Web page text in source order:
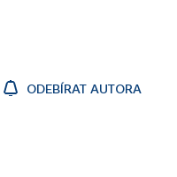
ODEBÍRAT AUTORA